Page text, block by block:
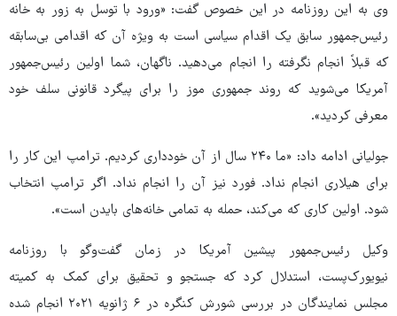
وی به این روزنامه در این خصوص گفت: «ورود با توسل به زور به خانه
رئیس‌جمهور سابق یک اقدام سیاسی است به ویژه آن که اقدامی بی‌سابقه
که قبلاً انجام نگرفته را انجام می‌دهید. ناگهان، شما اولین رئیس‌جمهور
آمریکا می‌شوید که روند جمهوری موز را برای پیگرد قانونی سلف خود
معرفی کردید».
جولیانی ادامه داد: «ما ۲۴۰ سال از آن خودداری کردیم. ترامپ این کار را
برای هیلاری انجام نداد. فورد نیز آن را انجام نداد. اگر ترامپ انتخاب
شود. اولین کاری که می‌کند، حمله به تمامی خانه‌های بایدن است».
وکیل رئیس‌جمهور پیشین آمریکا در زمان گفت‌وگو با روزنامه
نیویورک‌پست، استدلال کرد که جستجو و تحقیق برای کمک به کمیته
مجلس نمایندگان در بررسی شورش کنگره در ۶ ژانویه ۲۰۲۱ انجام شده